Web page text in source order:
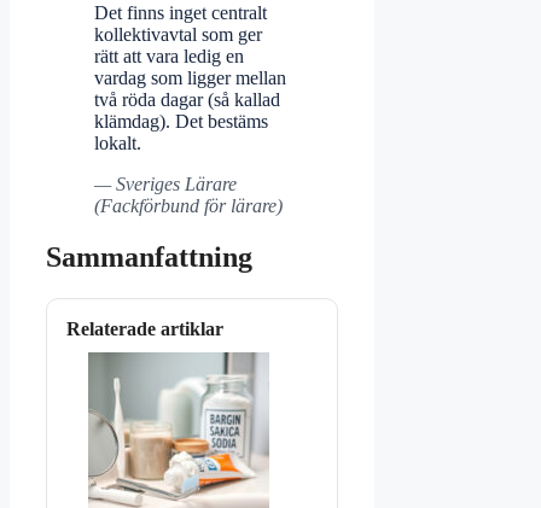
Det finns inget centralt
kollektivavtal som ger
rätt att vara ledig en
vardag som ligger mellan
två röda dagar (så kallad
klämdag). Det bestäms
lokalt.
— Sveriges Lärare
(Fackförbund för lärare)
Sammanfattning
Relaterade artiklar